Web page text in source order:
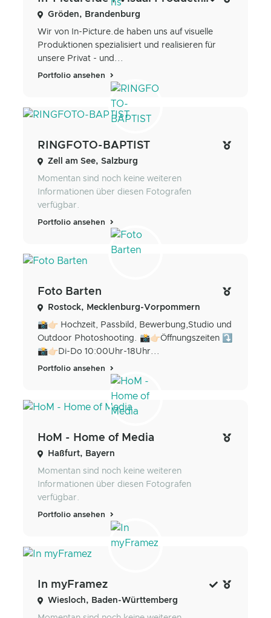
Gröden, Brandenburg
Wir von In-Picture.de haben uns auf visuelle
Produktionen spezialisiert und realisieren für
unsere Privat - und...
Portfolio ansehen
RINGFOTO-BAPTIST
Zell am See, Salzburg
Momentan sind noch keine weiteren
Informationen über diesen Fotografen
verfügbar.
Portfolio ansehen
Foto Barten
Rostock, Mecklenburg-Vorpommern
📸👉🏻 Hochzeit, Passbild, Bewerbung,Studio und
Outdoor Photoshooting. 📸👉🏻Öffnungszeiten ⤵️
📸👉🏻Di-Do 10:00Uhr-18Uhr...
Portfolio ansehen
HoM - Home of Media
Haßfurt, Bayern
Momentan sind noch keine weiteren
Informationen über diesen Fotografen
verfügbar.
Portfolio ansehen
In myFramez
Wiesloch, Baden-Württemberg